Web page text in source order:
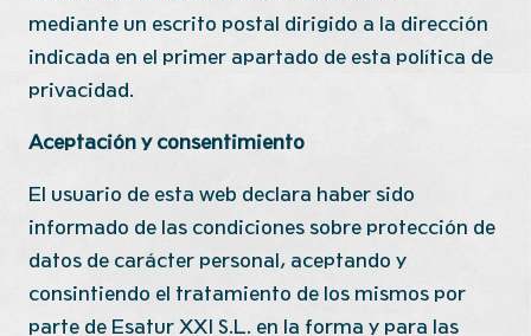
mediante un escrito postal dirigido a la dirección
indicada en el primer apartado de esta política de
privacidad.
Aceptación y consentimiento
El usuario de esta web declara haber sido
informado de las condiciones sobre protección de
datos de carácter personal, aceptando y
consintiendo el tratamiento de los mismos por
parte de Esatur XXI S.L. en la forma y para las